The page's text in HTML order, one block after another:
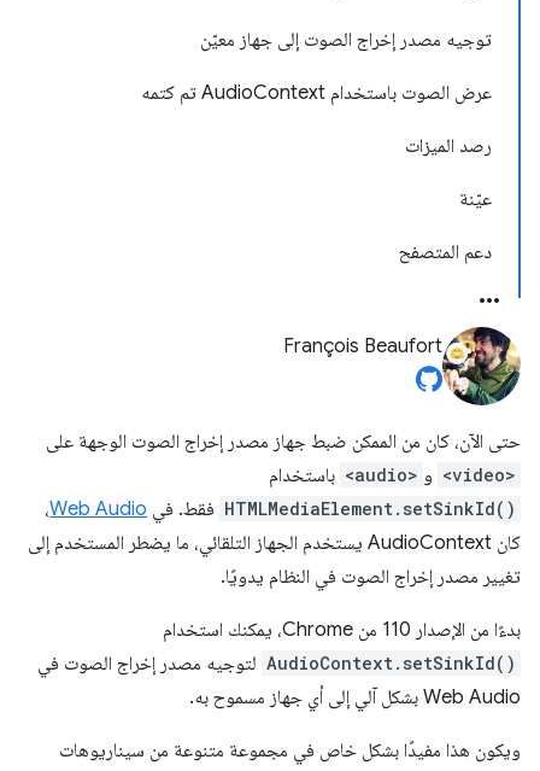
توجيه مصدر إخراج الصوت إلى جهاز معيّن
عرض الصوت باستخدام AudioContext تم كتمه
رصد الميزات
عيّنة
دعم المتصفح
François Beaufort
حتى الآن، كان من الممكن ضبط جهاز مصدر إخراج الصوت الوجهة على
<video> و <audio> باستخدام
HTMLMediaElement.setSinkId() فقط. في Web Audio،
كان AudioContext يستخدم الجهاز التلقائي، ما يضطر المستخدم إلى
تغيير مصدر إخراج الصوت في النظام يدويًا.
بدءًا من الإصدار 110 من Chrome، يمكنك استخدام
AudioContext.setSinkId() لتوجيه مصدر إخراج الصوت في
Web Audio بشكل آلي إلى أي جهاز مسموح به.
ويكون هذا مفيدًا بشكل خاص في مجموعة متنوعة من سيناريوهات